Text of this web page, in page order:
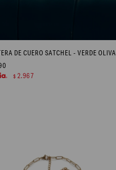
DE CUERO SATCHEL - VERDE OLIVA
$ 2.967